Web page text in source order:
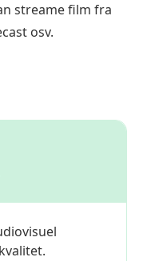
streame film fra
osv.